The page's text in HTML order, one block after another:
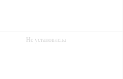
Не установлена